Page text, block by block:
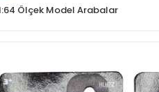
Ölçek Model Arabalar